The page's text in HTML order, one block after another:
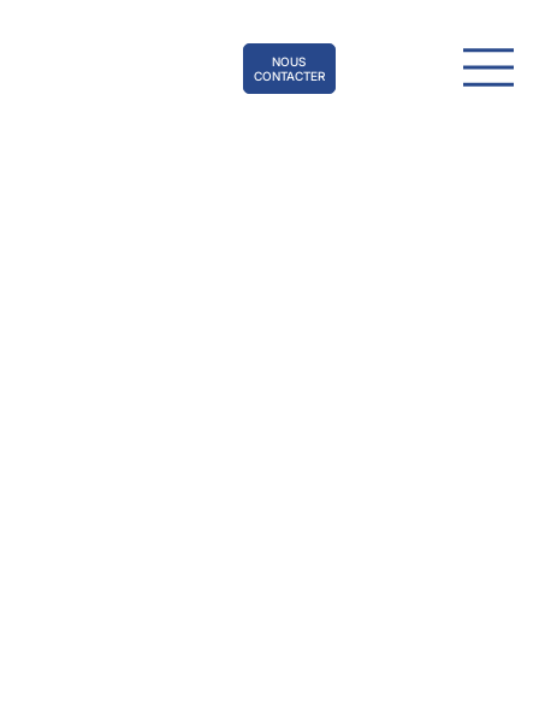
NOUS
CONTACTER